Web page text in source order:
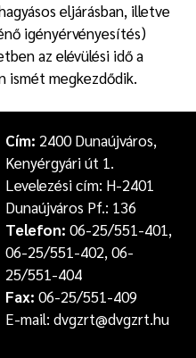
eljárásban, illetve
igényérvényesítés)
az elévülési idő a
ismét megkezdődik.
Cím: 2400 Dunaújváros,
Kenyérgyári út 1.
Levelezési cím: H-2401
Dunaújváros Pf.: 136
Telefon: 06-25/551-401,
06-25/551-402, 06-
25/551-404
Fax: 06-25/551-409
E-mail: dvgzrt@dvgzrt.hu